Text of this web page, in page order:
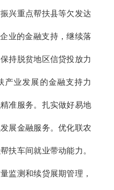
兴重点帮扶县等欠发达
业的金融支持，继续落
持脱贫地区信贷投放力
产业发展的金融支持力
准服务。扎实做好易地
展金融服务。优化联农
扶车间就业带动能力。
监测和续贷展期管理，